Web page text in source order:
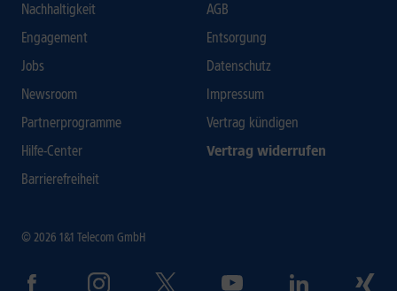
Nachhaltigkeit
Engagement
Jobs
Newsroom
Partnerprogramme
Hilfe-Center
Barrierefreiheit
AGB
Entsorgung
Datenschutz
Impressum
Vertrag kündigen
Vertrag widerrufen
© 2026 1&1 Telecom GmbH